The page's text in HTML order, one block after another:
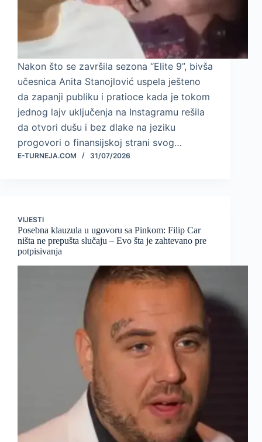
Nakon što se završila sezona “Elite 9”, bivša
učesnica Anita Stanojlović uspela ješteno
da zapanji publiku i pratioce kada je tokom
jednog lajv uključenja na Instagramu rešila
da otvori dušu i bez dlake na jeziku
progovori o finansijskoj strani svog…
E-TURNEJA.COM 31/07/2026
VIJESTI
Posebna klauzula u ugovoru sa Pinkom: Filip Car
ništa ne prepušta slučaju – Evo šta je zahtevano pre
potpisivanja